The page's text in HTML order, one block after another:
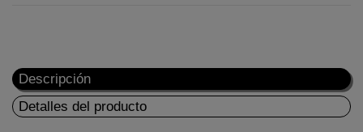
Descripción
Detalles del producto